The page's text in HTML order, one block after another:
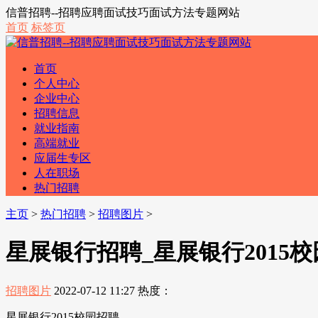
信普招聘--招聘应聘面试技巧面试方法专题网站
首页 标签页
首页
个人中心
企业中心
招聘信息
就业指南
高端就业
应届生专区
人在职场
热门招聘
主页 > 热门招聘 > 招聘图片 >
星展银行招聘_星展银行2015
招聘图片 2022-07-12 11:27 热度：